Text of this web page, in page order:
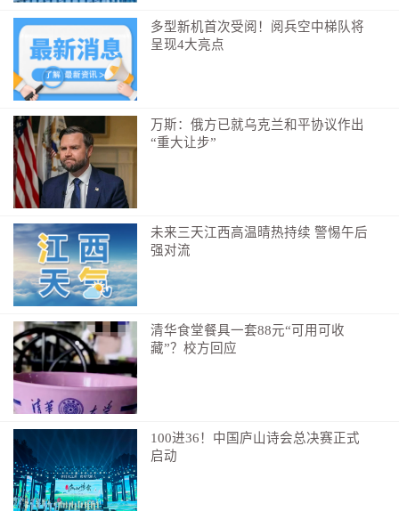
多型新机首次受阅！阅兵空中梯队将
呈现4大亮点
万斯：俄方已就乌克兰和平协议作出
“重大让步”
未来三天江西高温晴热持续 警惕午后
强对流
清华食堂餐具一套88元“可用可收
藏”？校方回应
100进36！中国庐山诗会总决赛正式
启动